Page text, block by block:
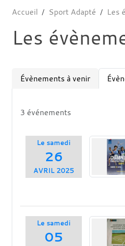
Accueil Sport Adapté Les
Les
Évènements à venir
3 événements
Le samedi
26
AVRIL 2025
Le samedi
05